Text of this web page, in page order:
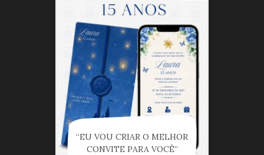
“EU VOU CRIAR O MELHOR
CONVITE PARA VOCÊ”